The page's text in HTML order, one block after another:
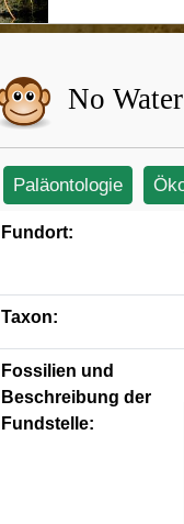
No
Paläontologie
Fundort:
Taxon:
Fossilien und
Beschreibung der
Fundstelle: